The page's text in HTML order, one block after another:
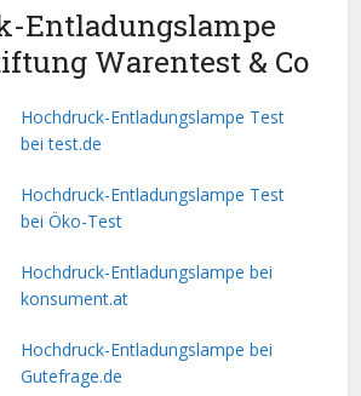
Entladungslampe
Warentest & Co
Hochdruck-Entladungslampe Test
bei test.de
Hochdruck-Entladungslampe Test
bei Öko-Test
Hochdruck-Entladungslampe bei
konsument.at
Hochdruck-Entladungslampe bei
Gutefrage.de